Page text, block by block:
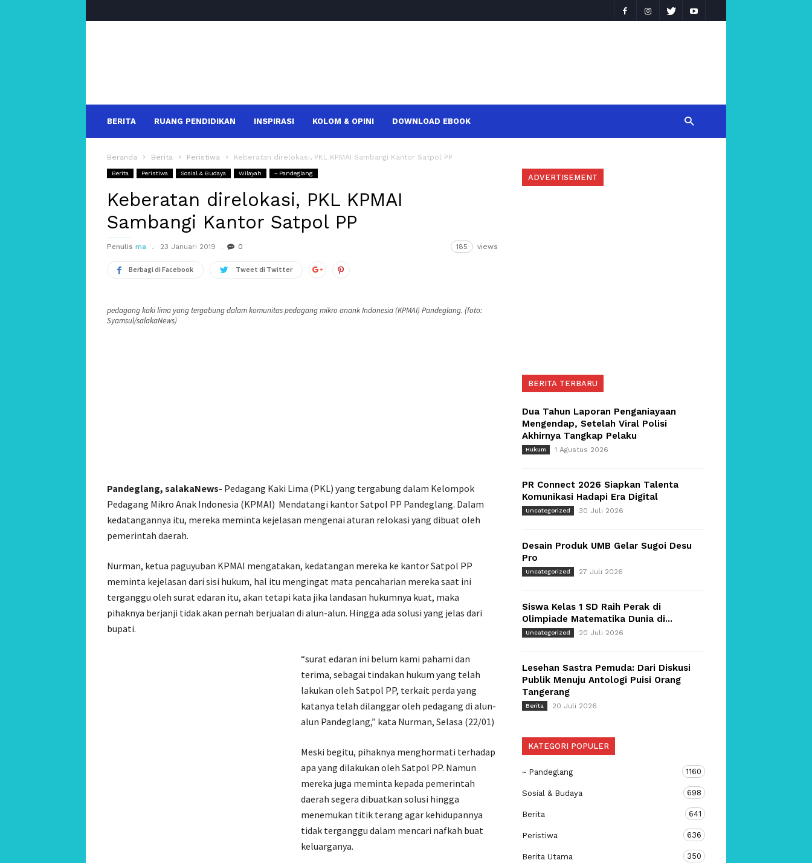
BERITA RUANG PENDIDIKAN INSPIRASI KOLOM & OPINI DOWNLOAD EBOOK
Beranda Berita Peristiwa Keberatan direlokasi, PKL KPMAI Sambangi Kantor Satpol PP
Berita Peristiwa Sosial & Budaya Wilayah ~ Pandeglang
Keberatan direlokasi, PKL KPMAI
Sambangi Kantor Satpol PP
Penulis ma 23 Januari 2019 0 185 views
Berbagi di Facebook Tweet di Twitter
pedagang kaki lima yang tergabung dalam komunitas pedagang mikro anank Indonesia (KPMAI) Pandeglang. (foto:
Syamsul/salakaNews)
Pandeglang, salakaNews- Pedagang Kaki Lima (PKL) yang tergabung dalam Kelompok
Pedagang Mikro Anak Indonesia (KPMAI) Mendatangi kantor Satpol PP Pandeglang. Dalam
kedatangannya itu, mereka meminta kejelasan mengenai aturan relokasi yang dibuat oleh
pemerintah daerah.
Nurman, ketua paguyuban KPMAI mengatakan, kedatangan mereka ke kantor Satpol PP
meminta kejelasan dari sisi hukum, hal itu mengingat mata pencaharian mereka saat ini
terganggu oleh surat edaran itu, akan tetapi kata jika landasan hukumnya kuat, maka
pihaknya berjanji tidak akan pernah berjualan di alun-alun. Hingga ada solusi yang jelas dari
bupati.
“surat edaran ini belum kami pahami dan
terima, sebagai tindakan hukum yang telah
lakukan oleh Satpol PP, terkait perda yang
katanya telah dilanggar oleh pedagang di alun-
alun Pandeglang,” kata Nurman, Selasa (22/01)
Meski begitu, pihaknya menghormati terhadap
apa yang dilakukan oleh Satpol PP. Namun
mereka juga meminta kepada pemerintah
daerah segera dibuatkan solusi hingga
menemukan titik terang agar kehidupannya
tidak terganggu dalam mencari nafkah buat
keluarganya.
ADVERTISEMENT
BERITA TERBARU
Dua Tahun Laporan Penganiayaan
Mengendap, Setelah Viral Polisi
Akhirnya Tangkap Pelaku
Hukum 1 Agustus 2026
PR Connect 2026 Siapkan Talenta
Komunikasi Hadapi Era Digital
Uncategorized 30 Juli 2026
Desain Produk UMB Gelar Sugoi Desu
Pro
Uncategorized 27 Juli 2026
Siswa Kelas 1 SD Raih Perak di
Olimpiade Matematika Dunia di...
Uncategorized 20 Juli 2026
Lesehan Sastra Pemuda: Dari Diskusi
Publik Menuju Antologi Puisi Orang
Tangerang
Berita 20 Juli 2026
KATEGORI POPULER
~ Pandeglang 1160
Sosial & Budaya 698
Berita 641
Peristiwa 636
Berita Utama 350